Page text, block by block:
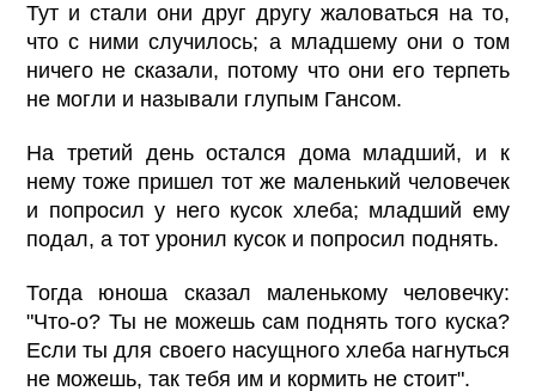
Тут и стали они друг другу жаловаться на то,
что с ними случилось; а младшему они о том
ничего не сказали, потому что они его терпеть
не могли и называли глупым Гансом.
На третий день остался дома младший, и к
нему тоже пришел тот же маленький человечек
и попросил у него кусок хлеба; младший ему
подал, а тот уронил кусок и попросил поднять.
Тогда юноша сказал маленькому человечку:
"Что-о? Ты не можешь сам поднять того куска?
Если ты для своего насущного хлеба нагнуться
не можешь, так тебя им и кормить не стоит".